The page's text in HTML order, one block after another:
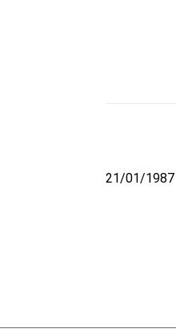
21/01/1987